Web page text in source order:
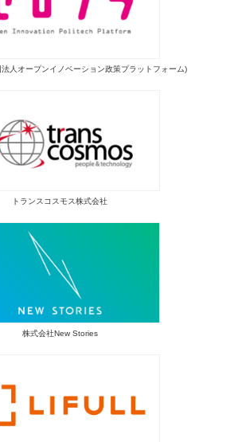
人オープンイノベーション政策プラットフォーム)
トランスコスモス株式会社
株式会社New Stories